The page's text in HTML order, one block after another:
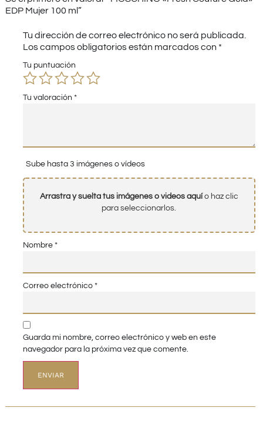
EDP Mujer 100 ml”
Tu dirección de correo electrónico no será publicada.
Los campos obligatorios están marcados con *
Tu puntuación
Tu valoración *
Sube hasta 3 imágenes o vídeos
Arrastra y suelta tus imágenes o videos aquío haz clic
para seleccionarlos.
Nombre *
Correo electrónico *
Guarda mi nombre, correo electrónico y web en este
navegador para la próxima vez que comente.